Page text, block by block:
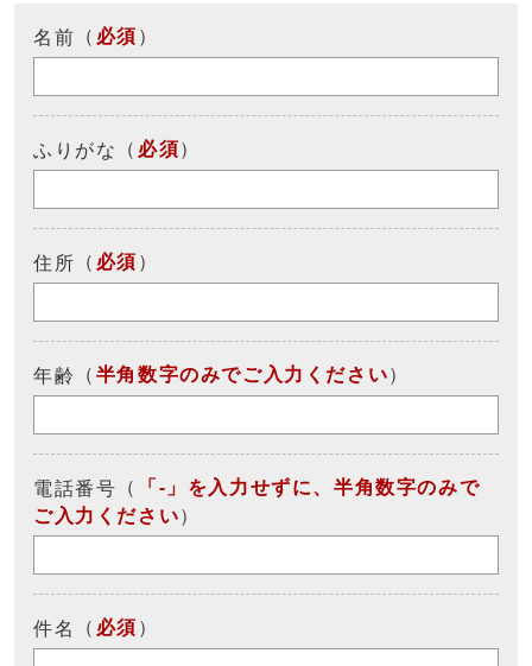
名前 （ 必須 ）
ふりがな （ 必須）
住所 （ 必須 ）
年齢 （ 半角数字のみでご入力ください）
電話番号 （
「-」を入力せずに、半角数字のみで
ご入力ください）
件名 （ 必須 ）